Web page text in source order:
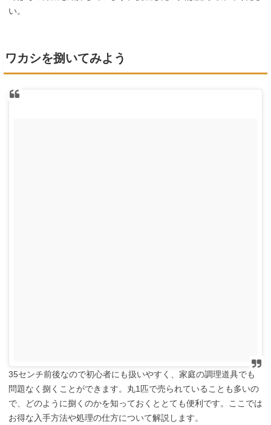
い。
ワカシを捌いてみよう
35センチ前後なので初心者にも扱いやすく、家庭の調理道具でも
問題なく捌くことができます。丸1匹で売られていることも多いの
で、どのように捌くのかを知っておくととても便利です。ここでは
お得な入手方法や処理の仕方について解説します。